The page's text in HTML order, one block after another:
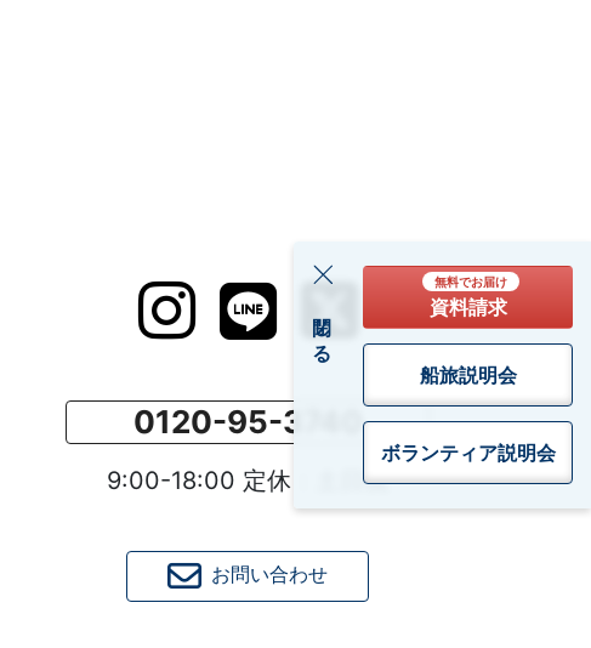
閉じる
無料でお届け
資料請求
船旅説明会
ボランティア説明会
0120-95-3740
9:00-18:00 定休：土日祝
お問い合わせ